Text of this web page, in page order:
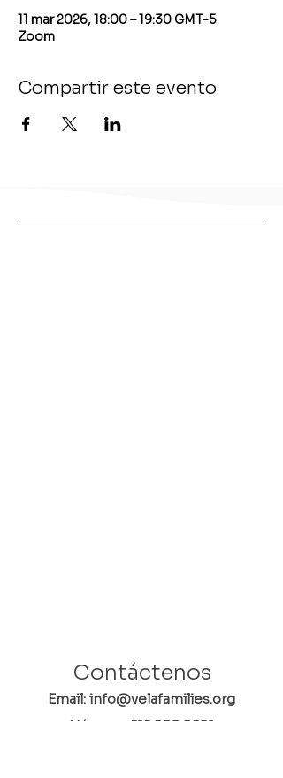
11 mar 2026, 18:00 – 19:30 GMT-5
Zoom
Compartir este evento
Contáctenos
Email: info@velafamilies.org
Número:
512.850.8281